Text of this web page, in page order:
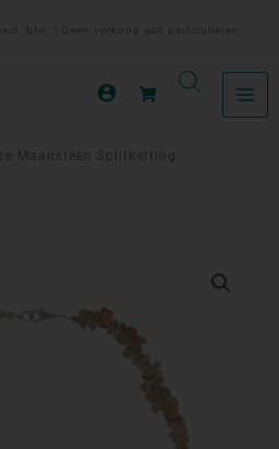
btw. | Geen verkoop aan particulieren.
Maansteen Splitketting